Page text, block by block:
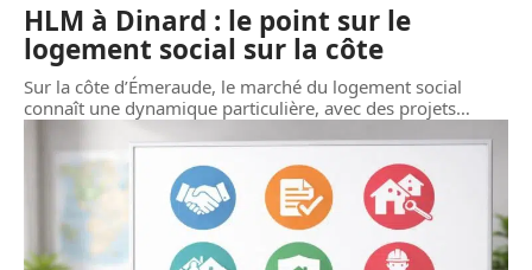
HLM à Dinard : le point sur le
logement social sur la côte
Sur la côte d’Émeraude, le marché du logement social
connaît une dynamique particulière, avec des projets…